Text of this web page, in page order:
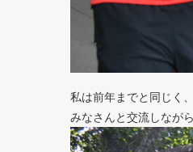
私は前年までと同じく
みなさんと交流しなが